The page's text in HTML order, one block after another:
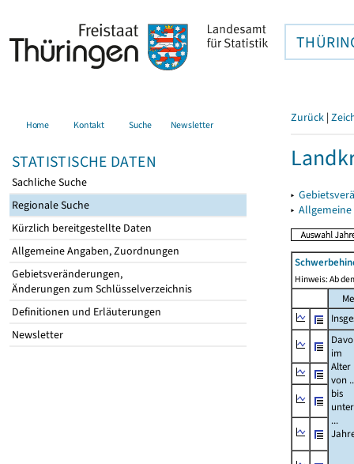
Home Kontakt Suche Newsletter
STATISTISCHE DATEN
Sachliche Suche
Regionale Suche
Kürzlich bereitgestellte Daten
Allgemeine Angaben, Zuordnungen
Gebietsveränderungen,
Änderungen zum Schlüsselverzeichnis
Definitionen und Erläuterungen
Newsletter
Zurück |
▸
▸
Hinweis: Ab
im
Alter
von
bis
unter
...